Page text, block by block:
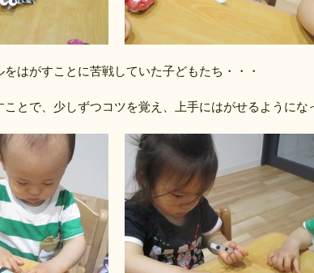
はがすことに苦戦していた子どもたち・・・
とで、少しずつコツを覚え、上手にはがせるようにな